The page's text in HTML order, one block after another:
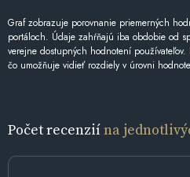
Graf zobrazuje porovnanie priemerných
portáloch. Údaje zahŕňajú iba obdobie od
verejne dostupných hodnotení
čo umožňuje vidieť rozdiely v úrovni
Počet recenziína